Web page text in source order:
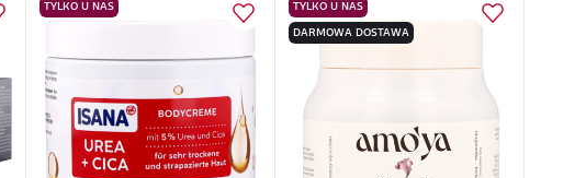
TYLKO U NAS TYLKO U NAS
DARMOWA DOSTAWA